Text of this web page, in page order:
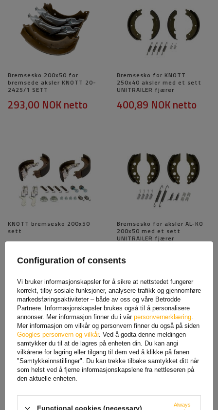
Bremsesko 200x50 for
bremsede aksler KNOTT 20-
2425/1 SETT
293,00 NOKnetto
Bremsesko for KNOTT
250x40 aksler med et sett
UNITRAILER fjærer
400,89 NOKnetto
KNOTT bremsesko 200x50
sett
1 288,28 NOK netto
Bremsesko for aksler AL-KO
200x50 med et sett
UNITRAILER fjærer
Bremsesko 250x40 for
bremsede aksler KNOTT 25-
330,32 NOK netto
Bremsesko for BPW 200x50
403,41 NOK netto
Configuration of consents
Vi bruker informasjonskapsler for å sikre at nettstedet fungerer
korrekt, tilby sosiale funksjoner, analysere trafikk og gjennomføre
markedsføringsaktiviteter – både av oss og våre Betrodde
Partnere. Informasjonskapsler brukes også til å personalisere
annonser. Mer informasjon finner du i vår personvernerklæring
Mer informasjon om vilkår og personvern finner du også på siden
Googles personvern og vilkår. Ved å godta denne meldingen
samtykker du til at de lagres på enheten din. Du kan angi
vilkårene for lagring eller tilgang til dem ved å klikke på fanen
"Samtykkeinnstillinger". Du kan trekke tilbake samtykket ditt når
som helst ved å fjerne informasjonskapslene fra nettleseren på
den aktuelle enheten.
Functional cookies (necessary)
Always